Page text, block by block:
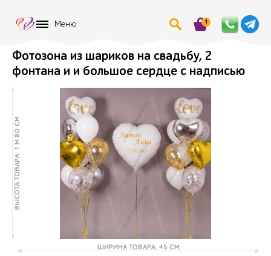
Меню 1
Фотозона из шариков на свадьбу, 2
фонтана и и большое сердце с надписью
ВЫСОТА ТОВАРА: 1 М 80 СМ
ШИРИНА ТОВАРА: 45 СМ